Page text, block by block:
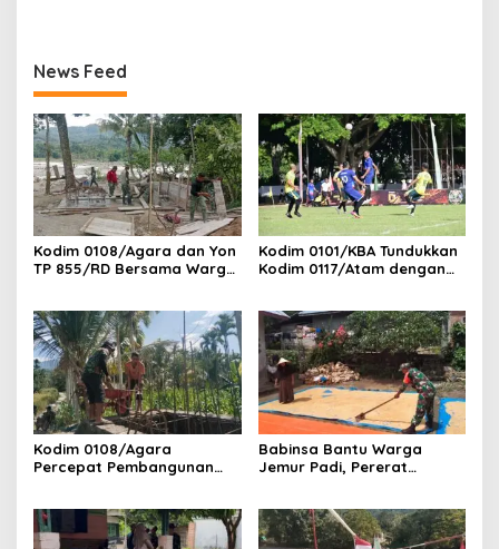
News Feed
Kodim 0108/Agara dan Yon
TP 855/RD Bersama Warga
Lawe Ger Ger, Aceh
Tenggara
Kodim 0101/KBA Tundukkan
Kodim 0117/Atam dengan
Kodim 0108/Agara
Percepat Pembangunan
Tenggara
Babinsa Bantu Warga
Jemur Padi, Pererat